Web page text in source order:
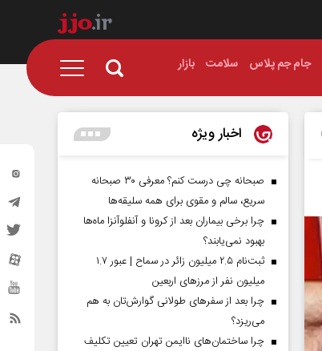
جام جم پلاس سلامت بازار
اخبار ویژه
صبحانه چی درست کنم؟ معرفی ۳۰ صبحانه
سریع، سالم و مقوی برای همه سلیقه‌ها
چرا برخی بیماران بعد از کرونا و آنفلوآنزا ماه‌ها
بهبود نمی‌یابند؟
ثبت‌نام ۲.۵ میلیون زائر در سماح | عبور ۱.۷
میلیون نفر از مرز‌های اربعین
چرا بعد از سفرهای طولانی گوارش‌تان به هم
می‌ریزد؟
چرا ساختمان‌های ناایمن تهران تعیین تکلیف